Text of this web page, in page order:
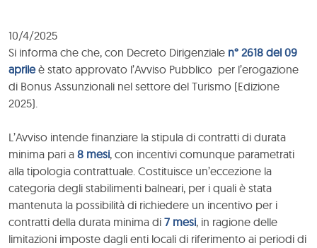
10/4/2025
Si informa che che, con Decreto Dirigenziale n° 2618 del 09
aprileè stato approvato l’Avviso Pubblico per l’erogazione
di Bonus Assunzionali nel settore del Turismo (Edizione
2025).
L’Avviso intende finanziare la stipula di contratti di durata
minima pari a 8 mesi, con incentivi comunque parametrati
alla tipologia contrattuale. Costituisce un’eccezione la
categoria degli stabilimenti balneari, per i quali è stata
mantenuta la possibilità di richiedere un incentivo per i
contratti della durata minima di 7 mesi, in ragione delle
limitazioni imposte dagli enti locali di riferimento ai periodi di